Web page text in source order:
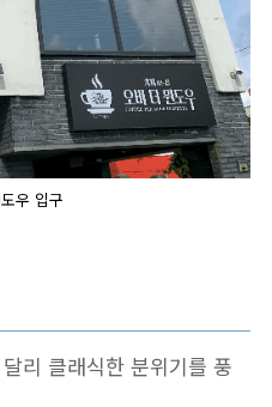
우 입구
리 클래식한 분위기를 풍